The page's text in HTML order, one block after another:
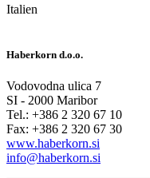
Italien
Haberkorn d.o.o.
Vodovodna ulica 7
SI - 2000 Maribor
Tel.: +386 2 320 67 10
Fax: +386 2 320 67 30
www.haberkorn.si
info@haberkorn.si